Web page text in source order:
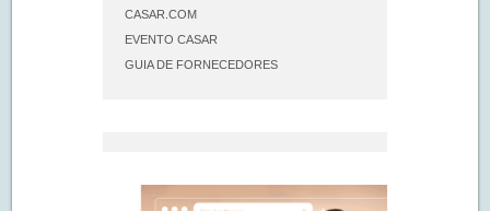
CASAR.COM
EVENTO CASAR
GUIA DE FORNECEDORES